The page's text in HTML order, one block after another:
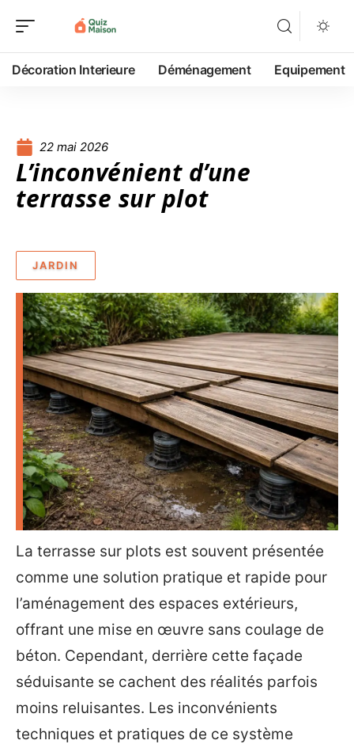
Décoration Interieure Déménagement Equipement
22 mai 2026
L’inconvénient d’une
terrasse sur plot
JARDIN
La terrasse sur plots est souvent présentée
comme une solution pratique et rapide pour
l’aménagement des espaces extérieurs,
offrant une mise en œuvre sans coulage de
béton. Cependant, derrière cette façade
séduisante se cachent des réalités parfois
moins reluisantes. Les inconvénients
techniques et pratiques de ce système